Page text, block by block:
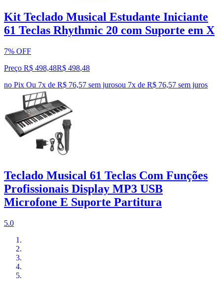
Kit Teclado Musical Estudante Iniciante
61 Teclas Rhythmic 20 com Suporte em X
7% OFF
Preço R$ 498,48R$ 498,48
no Pix Ou 7x de R$ 76,57 sem jurosou 7x de R$ 76,57 sem juros
Teclado Musical 61 Teclas Com Funções
Profissionais Display MP3 USB
Microfone E Suporte Partitura
5.0